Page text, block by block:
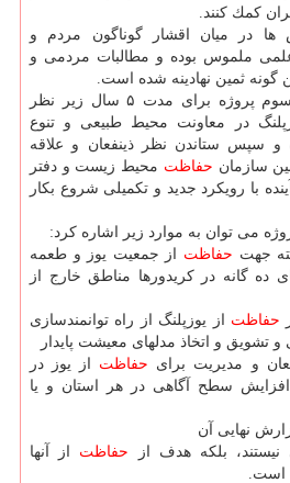
كمك كنند.
ها در میان اقشار گوناگون مردم و
علمی ملموس بوده و مطالبات مردمی و
گونه ثمین نهادینه شده است.
ازاین رو پیش نویس فاز سوم پروژه برای مدت ۵ سال زیر نظر
در معاونت محیط طبیعی و تنوع
و سپس ستاندن نظر ذینفعان و علاقه
سازمان حفاظت محیط زیست و دفتر
با رویكرد جدید و تكمیلی شروع بكار
می توان به موارد زیر اشاره كرد:
جهت حفاظت از جمعیت یوز و طعمه
ده گانه در كریدورها مناطق خارج از
حفاظت از یوزپلنگ از راه توانمندسازی
تشویق و اتخاذ مدلهای معیشت پایدار
و مدیریت برای حفاظت از یوز در
سطح آگاهی در هر استان و یا
نهایی آن
نیستند، بلكه هدف از حفاظت از آنها
است.